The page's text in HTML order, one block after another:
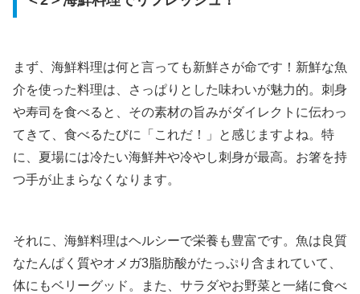
まず、海鮮料理は何と言っても新鮮さが命です！新鮮な魚
介を使った料理は、さっぱりとした味わいが魅力的。刺身
や寿司を食べると、その素材の旨みがダイレクトに伝わっ
てきて、食べるたびに「これだ！」と感じますよね。特
に、夏場には冷たい海鮮丼や冷やし刺身が最高。お箸を持
つ手が止まらなくなります。
それに、海鮮料理はヘルシーで栄養も豊富です。魚は良質
なたんぱく質やオメガ3脂肪酸がたっぷり含まれていて、
体にもベリーグッド。また、サラダやお野菜と一緒に食べ